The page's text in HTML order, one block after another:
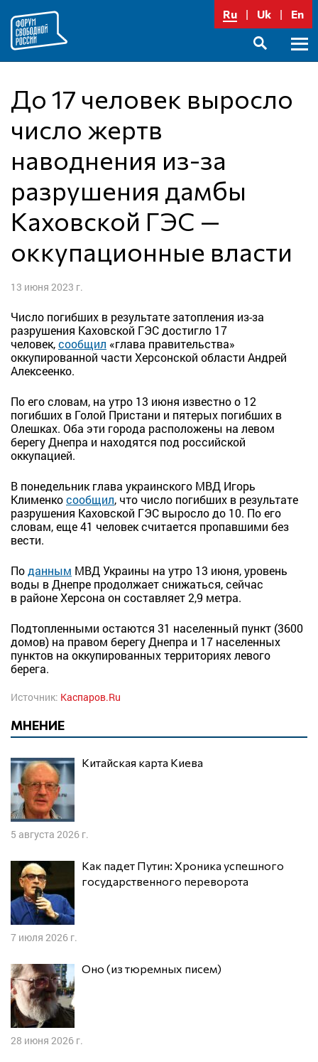
содержимому
Ru Uk En
До 17 человек выросло
число жертв
наводнения из-за
разрушения дамбы
Каховской ГЭС —
оккупационные власти
13 июня 2023 г.
Число погибших в результате затопления из-за
разрушения Каховской ГЭС достигло 17
человек,сообщил «глава правительства»
оккупированной части Херсонской области Андрей
Алексеенко.
По его словам, на утро 13 июня известно о 12
погибших в Голой Пристани и пятерых погибших в
Олешках. Оба эти города расположены на левом
берегу Днепра и находятся под российской
оккупацией.
В понедельник глава украинского МВД Игорь
Клименкосообщил, что число погибших в результате
разрушения Каховской ГЭС выросло до 10. По его
словам, еще 41 человек считается пропавшими без
вести.
Поданным МВД Украины на утро 13 июня, уровень
воды в Днепре продолжает снижаться, сейчас
в районе Херсона он составляет 2,9 метра.
Подтопленными остаются 31 населенный пункт (3600
домов) на правом берегу Днепра и 17 населенных
пунктов на оккупированных территориях левого
берега.
Источник: Каспаров.Ru
МНЕНИЕ
Китайская карта Киева
5 августа 2026 г.
Как падет Путин: Хроника успешного
государственного переворота
7 июля 2026 г.
Оно (из тюремных писем)
28 июня 2026 г.